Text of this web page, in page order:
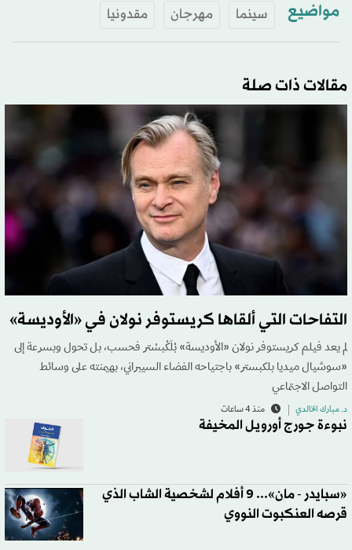
مواضيع سينما مهرجان مقدونيا
مقالات ذات صلة
التفاحات التي ألقاها كريستوفر نولان في «الأوديسة»
لم يعد فيلم كريستوفر نولان «الأوديسة» بْلَكْبسْتر فحسب، بل تحول وبسرعة إلى
«سوشيال ميديا بلكبستر» باجتياحه الفضاء السيبراني، بهيمنته على وسائط
التواصل الاجتماعي
د. مبارك الخالدي منذ 4 ساعات
نبوءة جورج أورويل المخيفة
«سبايدر - مان»... 9 أفلام لشخصية الشاب الذي
قرصه العنكبوت النووي